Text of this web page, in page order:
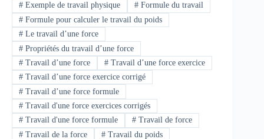
#Exemple de travail physique #Formule du travail
#Formule pour calculer le travail du poids
#Le travail d’une force
#Propriétés du travail d’une force
#Travail d’une force #Travail d’une force exercice
#Travail d’une force exercice corrigé
#Travail d’une force formule
#Travail d'une force exercices corrigés
#Travail d'une force formule #Travail de force
#Travail de la force #Travail du poids